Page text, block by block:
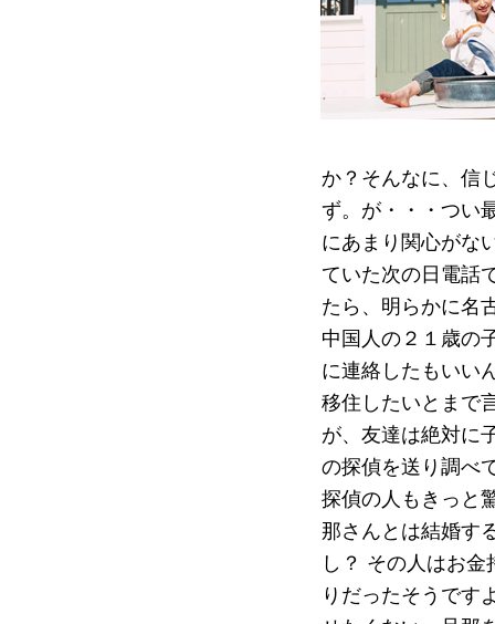
か？そんなに、信
ず。が・・・つい
にあまり関心がな
ていた次の日電話
たら、明らかに名
中国人の２１歳の
に連絡したもいい
移住したいとまで
が、友達は絶対に
の探偵を送り調べ
探偵の人もきっと
那さんとは結婚す
し？ その人はお
りだったそうです